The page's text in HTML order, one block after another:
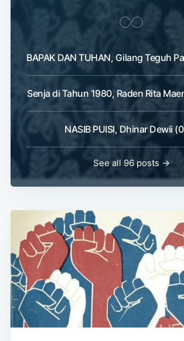
BAPAK DAN TUHAN, Gilang Teguh
Senja di Tahun 1980, Raden Rita
NASIB PUISI, Dhinar Dewii
See all 96 posts →